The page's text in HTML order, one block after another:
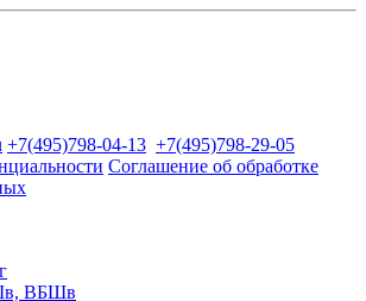
+7(495)798-04-13 +7(495)798-29-05
Соглашение об обработке
ВБШв